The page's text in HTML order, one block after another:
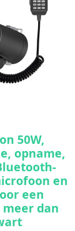
50W,
opname,
en
een
dan